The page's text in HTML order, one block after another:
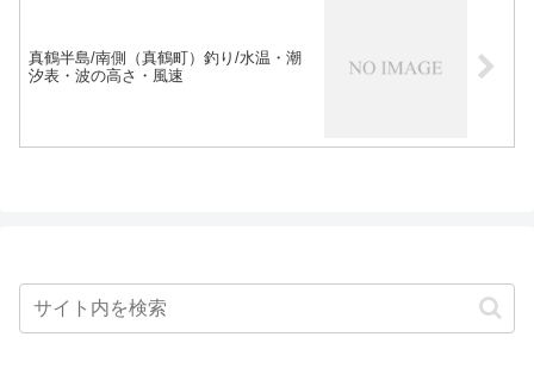
真鶴半島/南側（真鶴町）釣り/水温・潮
汐表・波の高さ・風速